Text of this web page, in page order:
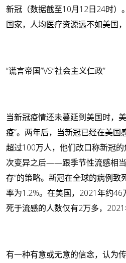
新冠（数据截至10月12日24时）
国家，人均医疗资源远不如美国
“谎言帝国”VS“社会主义仁政”
当新冠疫情还未蔓延到美国时，
疫”。两年后，当新冠已经在美国
超过100万人，他们改口称新冠
次变异之后——跟季节性流感相
存”的策略。新冠在全球的病例致
率为1.2%。在美国，2021年约
死于流感的人数仅有2万多，2021
有一种有意或无意的信念，认为